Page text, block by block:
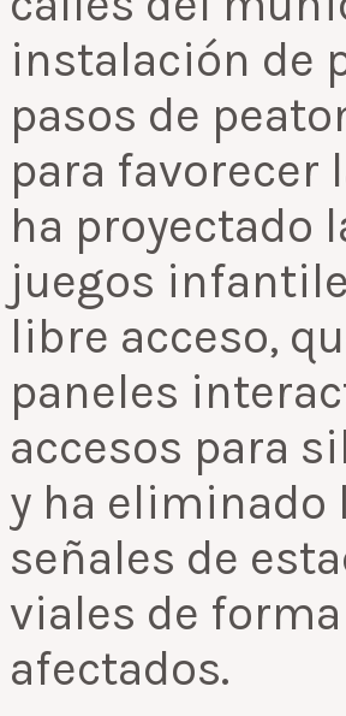
instalación de
pasos de
para favorecer
ha proyectado
juegos
libre acceso,
paneles
accesos para
y ha eliminado
señales de
viales de
afectados.